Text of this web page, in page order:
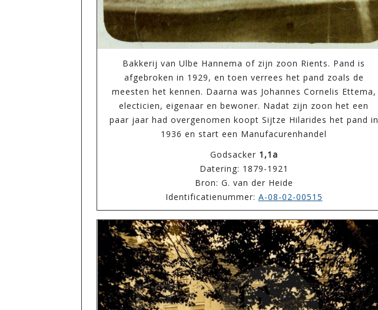
Bakkerij van Ulbe Hannema of zijn zoon Rients. Pand is
afgebroken in 1929, en toen verrees het pand zoals de
meesten het kennen. Daarna was Johannes Cornelis Ettema,
electicien, eigenaar en bewoner. Nadat zijn zoon het een
paar jaar had overgenomen koopt Sijtze Hilarides het pand in
1936 en start een Manufacurenhandel
Godsacker 1,1a
Datering: 1879-1921
Bron: G. van der Heide
Identificatienummer: A-08-02-00515